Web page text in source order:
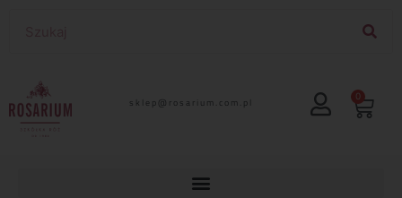
lp.moc.muirasor@pelks 0